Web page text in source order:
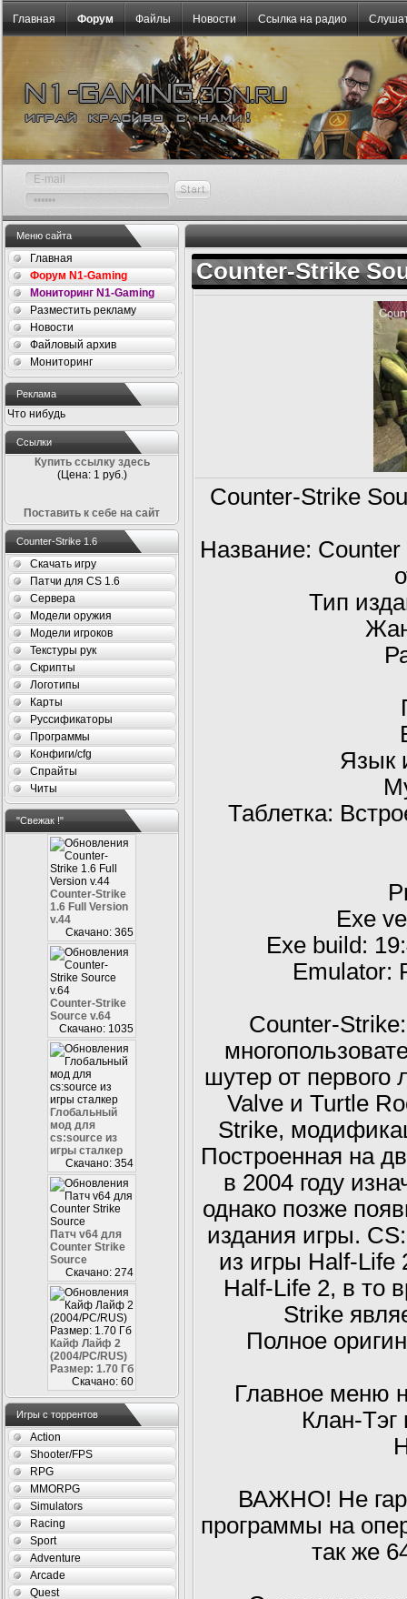
Главная Форум Файлы Новости Ссылка на радио
Меню сайта
Главная
Форум N1-Gaming
Мониторинг N1-Gaming
Разместить рекламу
Новости
Файловый архив
Мониторинг
Реклама
Что нибудь
Ссылки
Купить ссылку здесь
(Цена: 1 руб.)
Поставить к себе на сайт
Counter-Strike 1.6
Скачать игру
Патчи для CS 1.6
Сервера
Модели оружия
Модели игроков
Текстуры рук
Скрипты
Логотипы
Карты
Руссификаторы
Программы
Конфиги/cfg
Спрайты
Читы
"Свежак !"
Counter-Strike
1.6 Full Version
v.44
Скачано: 365
Counter-Strike
Source v.64
Скачано: 1035
Глобальный
мод для
cs:source из
игры сталкер
Скачано: 354
Патч v64 для
Counter Strike
Source
Скачано: 274
Кайф Лайф 2
(2004/PC/RUS)
Размер: 1.70 Гб
Скачано: 60
Игры с торрентов
Action
Shooter/FPS
RPG
MMORPG
Simulators
Racing
Sport
Adventure
Arcade
Quest
Counter-Strike
Counter-Strike
Название:
Тип
Язык
Таблетка:
Exe
Exe build:
Emulator:
Counter-
шутер от первого
Valve и Turtle
Strike,
Построенная на
в 2004 году
однако позже
издания игры.
из игры Half-Life
Half-Life 2, в то
Strike
Полное
Главное меню
Клан-
ВАЖНО! Не
программы на
так же